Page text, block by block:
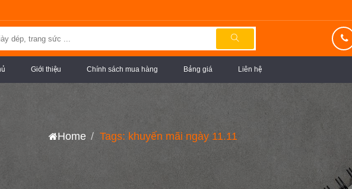
Giới thiệu Chính sách mua hàng Bảng giá Liên hệ
Home Tags: khuyến mãi ngày 11.11